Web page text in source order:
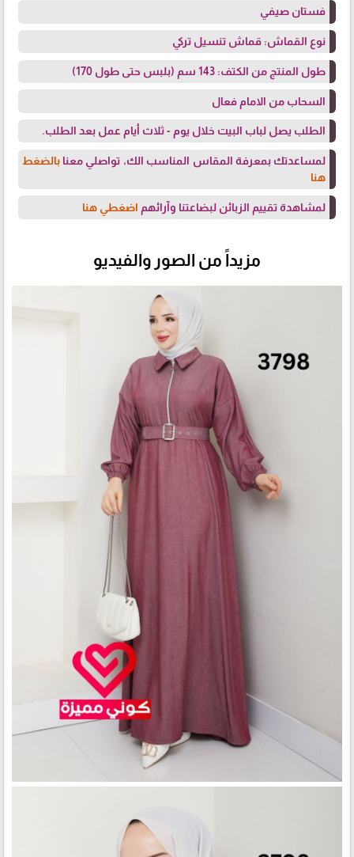
فستان صيفي
نوع القماش: قماش تنسيل تركي
طول المنتج من الكتف: 143 سم (بلبس حتى طول 170)
السحاب من الامام فعال
الطلب يصل لباب البيت خلال يوم - ثلاث أيام عمل بعد الطلب.
لمساعدتك بمعرفة المقاس المناسب الك، تواصلي معنابالضغط
هنا
لمشاهدة تقييم الزبائن لبضاعتنا وآرائهم اضغطي هنا
مزيداً من الصور والفيديو